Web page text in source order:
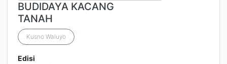
BUDIDAYA KACANG
TANAH
Kusno Waluyo
Edisi